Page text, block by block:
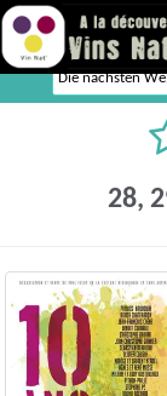
Die nächsten
28,